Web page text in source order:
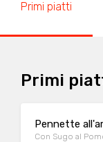
Primi piatti
Primi
Pennette
Con Sugo al